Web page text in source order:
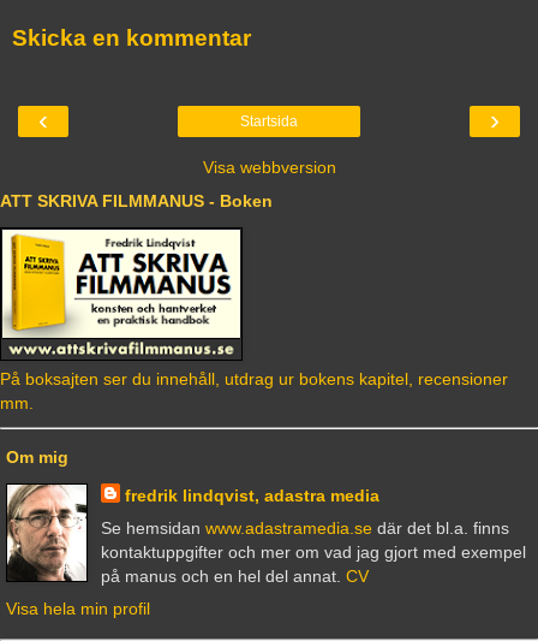
Skicka en kommentar
‹ ›
Startsida
Visa webbversion
ATT SKRIVA FILMMANUS - Boken
På boksajten ser du innehåll, utdrag ur bokens kapitel, recensioner
mm.
Om mig
fredrik lindqvist, adastra media
Se hemsidan www.adastramedia.sedär det bl.a. finns
kontaktuppgifter och mer om vad jag gjort med exempel
på manus och en hel del annat. CV
Visa hela min profil